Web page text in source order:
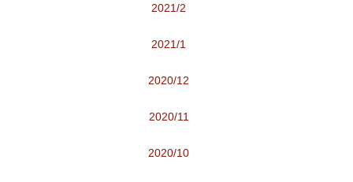
2021/2
2021/1
2020/12
2020/11
2020/10